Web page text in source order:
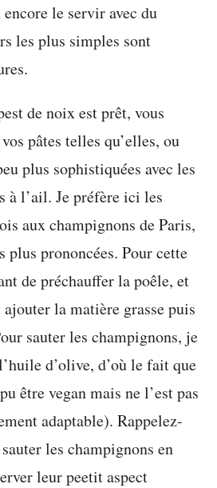
le servir avec du
les plus simples sont
de noix est prêt, vous
pâtes telles qu’elles, ou
plus sophistiquées avec les
à l’ail. Je préfère ici les
aux champignons de Paris,
plus prononcées. Pour cette
de préchauffer la poêle, et
ajouter la matière grasse puis
sauter les champignons, je
d’olive, d’où le fait que
être vegan mais ne l’est pas
adaptable). Rappelez-
les champignons en
leur peetit aspect